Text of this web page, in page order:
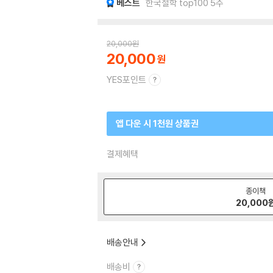
베스트 한국철학 top100 5주
20,000원
20,000
YES포인트
앱 다운 시 1천원 상품권
결제혜택
종이책
20,000
배송안내
배송비